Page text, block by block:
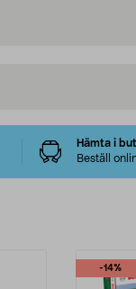
Hämta i
Beställ
-14%